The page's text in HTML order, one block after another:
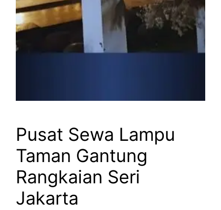
Pusat Sewa Lampu
Taman Gantung
Rangkaian Seri
Jakarta